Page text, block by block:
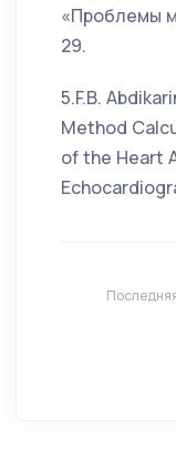
«Проблемы
29.
5.F.B.
Method
of the Heart